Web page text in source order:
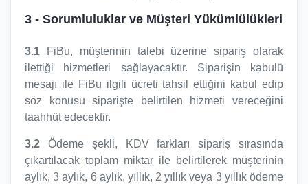
3 - Sorumluluklar ve Müşteri Yükümlülükleri
3.1 FiBu, müşterinin talebi üzerine sipariş olarak
ilettiği hizmetleri sağlayacaktır. Siparişin kabulü
mesajı ile FiBu ilgili ücreti tahsil ettiğini kabul edip
söz konusu siparişte belirtilen hizmeti vereceğini
taahhüt edecektir.
3.2 Ödeme şekli, KDV farkları sipariş sırasında
çıkartılacak toplam miktar ile belirtilerek müşterinin
aylık, 3 aylık, 6 aylık, yıllık, 2 yıllık veya 3 yıllık ödeme